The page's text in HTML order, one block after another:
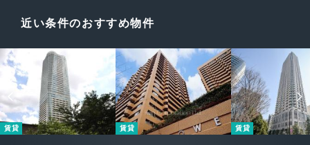
近い条件のおすすめ物件
賃貸 賃貸 賃貸